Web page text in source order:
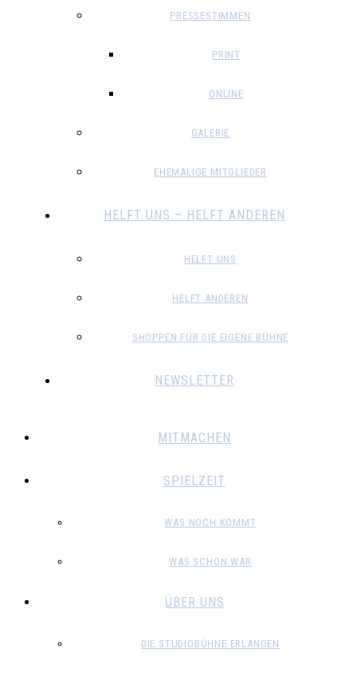
PRESSESTIMMEN
PRINT
ONLINE
GALERIE
EHEMALIGE MITGLIEDER
HELFT UNS – HELFT ANDEREN
HELFT UNS
HELFT ANDEREN
SHOPPEN FÜR DIE EIGENE BÜHNE
NEWSLETTER
MITMACHEN
SPIELZEIT
WAS NOCH KOMMT
WAS SCHON WAR
ÜBER UNS
DIE STUDIOBÜHNE ERLANGEN